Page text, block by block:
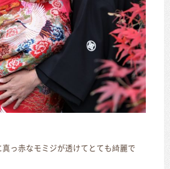
っ赤なモミジが透けてとても綺麗で